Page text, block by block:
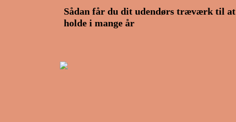
Sådan får du dit udendørs træværk til at
holde i mange år